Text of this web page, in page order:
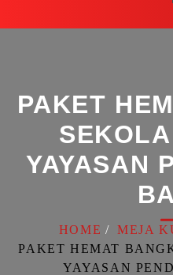
PAKET
YAYASAN
HOME
MEJA
PAKET HEMAT
YAYASAN